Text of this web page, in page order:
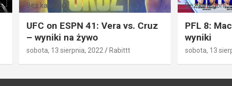
Bez kategorii
UFC on ESPN 41: Vera vs. Cruz
– wyniki na żywo
sobota, 13 sierpnia, 2022 Rabittt
Bez kategorii
PFL 8:
wyniki
sobota, 13